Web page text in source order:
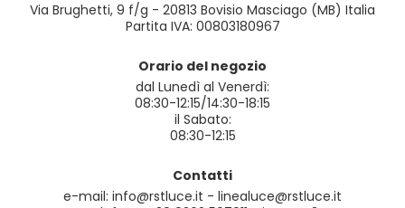
Via Brughetti, 9 f/g - 20813 Bovisio Masciago (MB) Italia
Partita IVA: 00803180967
Orario del negozio
dal Lunedì al Venerdì:
08:30-12:15/14:30-18:15
il Sabato:
08:30-12:15
Contatti
e-mail: info@rstluce.it - linealuce@rstluce.it